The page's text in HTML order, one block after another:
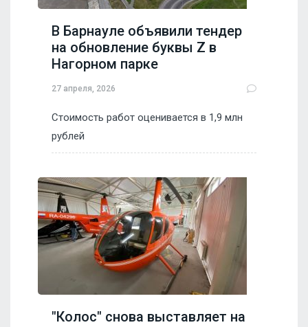
В Барнауле объявили тендер
на обновление буквы Z в
Нагорном парке
27 апреля, 2026
Стоимость работ оценивается в 1,9 млн
рублей
"Колос" снова выставляет на